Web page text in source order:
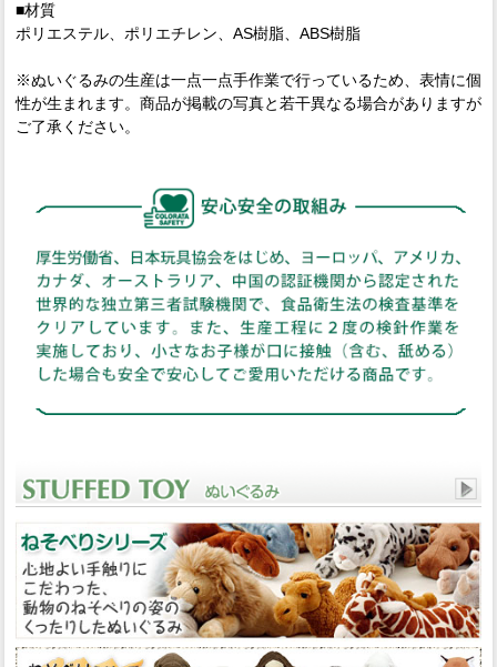
■材質
ポリエステル、ポリエチレン、AS樹脂、ABS樹脂
※ぬいぐるみの生産は一点一点手作業で行っているため、表情に個
性が生まれます。商品が掲載の写真と若干異なる場合がありますが
ご了承ください。